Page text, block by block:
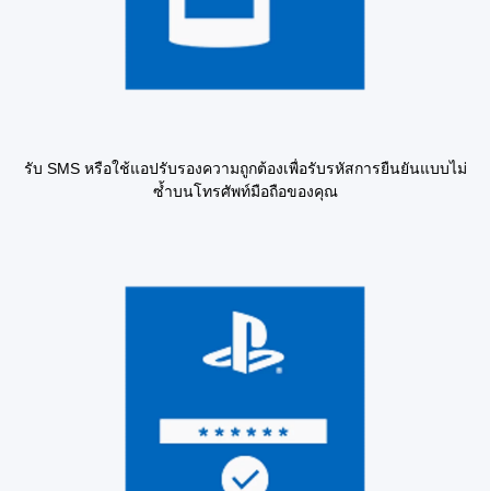
รับ SMS หรือใช้แอปรับรองความถูกต้องเพื่อรับรหัสการยืนยันแบบไม่
ซ้ำบนโทรศัพท์มือถือของคุณ